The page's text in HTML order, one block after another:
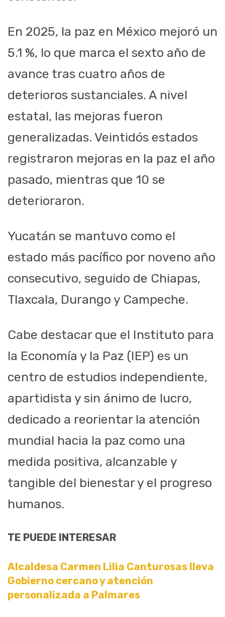
En 2025, la paz en México mejoró un
5.1 %, lo que marca el sexto año de
avance tras cuatro años de
deterioros sustanciales. A nivel
estatal, las mejoras fueron
generalizadas. Veintidós estados
registraron mejoras en la paz el año
pasado, mientras que 10 se
deterioraron.
Yucatán se mantuvo como el
estado más pacífico por noveno año
consecutivo, seguido de Chiapas,
Tlaxcala, Durango y Campeche.
Cabe destacar que el Instituto para
la Economía y la Paz (IEP) es un
centro de estudios independiente,
apartidista y sin ánimo de lucro,
dedicado a reorientar la atención
mundial hacia la paz como una
medida positiva, alcanzable y
tangible del bienestar y el progreso
humanos.
TE PUEDE INTERESAR
Alcaldesa Carmen Lilia Canturosas lleva
Gobierno cercano y atención
personalizada a Palmares